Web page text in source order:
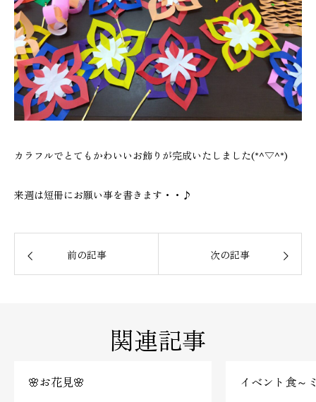
カラフルでとてもかわいいお飾りが完成いたしました(*^▽^*)
来週は短冊にお願い事を書きます・・♪
前の記事 次の記事
関連記事
🌸お花見🌸 イベント食～